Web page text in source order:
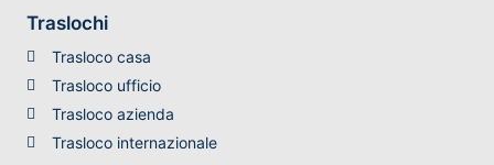
Traslochi
Trasloco casa
Trasloco ufficio
Trasloco azienda
Trasloco internazionale